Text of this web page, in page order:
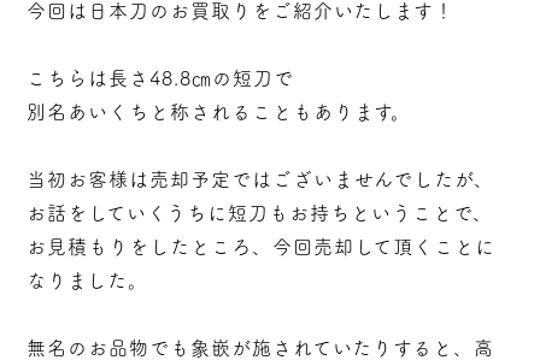
今回は日本刀のお買取りをご紹介いたします！
こちらは長さ48.8㎝の短刀で
別名あいくちと称されることもあります。
当初お客様は売却予定ではございませんでしたが、
お話をしていくうちに短刀もお持ちということで、
お見積もりをしたところ、今回売却して頂くことに
なりました。
無名のお品物でも象嵌が施されていたりすると、高